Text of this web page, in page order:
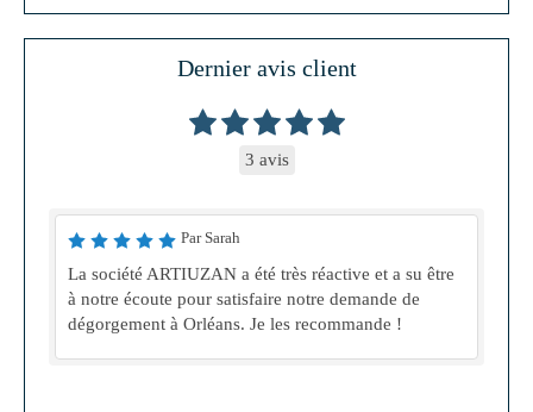
Dernier avis client
3 avis
Par Sarah
La société ARTIUZAN a été très réactive et a su être
à notre écoute pour satisfaire notre demande de
dégorgement à Orléans. Je les recommande !